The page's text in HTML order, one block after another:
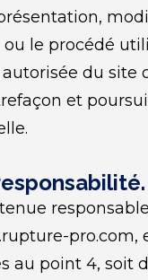
le procédé
du site
et
au point 4, soit